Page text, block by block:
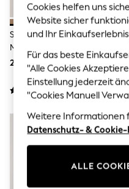
Vests
Boys Holiday Shop
All Swimwear
Ponchos &
Sun Hats & Caps
Polo Shirts
Rash Vests
Sandals & Sliders
Shirts
Shorts
Sunsafe
Swimshorts
Tops & T-Shirts
All Swimwear
Steinfarben/Beige - Sandalen
Mit Zwei Schnallenriemen Und
Gepolstertem Fußbett
21 € - 25 €
Cookies helfen uns
Website sicher
und Ihr
Für das beste
"Alle Cookies
Einstellung jederzeit
"Cookies Manuell
Weitere Informationen
Datenschutz- &
ALLE